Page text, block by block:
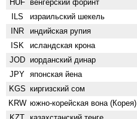
HUF венгерский форинт
ILS израильский шекель
INR индийская рупия
ISK исландская крона
JOD иорданский динар
JPY японская йена
KGS киргизский сом
KRW южно-корейская вона (Корея)